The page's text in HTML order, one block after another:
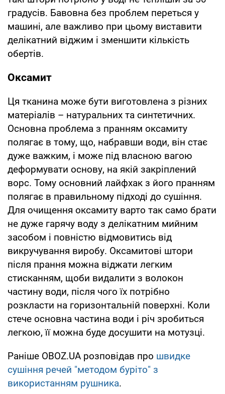
градусів. Бавовна без проблем переться у
машині, але важливо при цьому виставити
делікатний віджим і зменшити кількість
обертів.
Оксамит
Ця тканина може бути виготовлена з різних
матеріалів – натуральних та синтетичних.
Основна проблема з пранням оксамиту
полягає в тому, що, набравши води, він стає
дуже важким, і може під власною вагою
деформувати основу, на якій закріплений
ворс. Тому основний лайфхак з його пранням
полягає в правильному підході до сушіння.
Для очищення оксамиту варто так само брати
не дуже гарячу воду з делікатним мийним
засобом і повністю відмовитись від
викручування виробу. Оксамитові штори
після прання можна віджати легким
стисканням, щоби видалити з волокон
частину води, після чого їх потрібно
розкласти на горизонтальній поверхні. Коли
стече основна частина води і річ зробиться
легкою, її можна буде досушити на мотузці.
Раніше OBOZ.UA розповідав про швидке
сушіння речей "методом буріто" з
використанням рушника.